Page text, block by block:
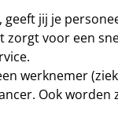
jij je
voor een
werknemer
Ook worden